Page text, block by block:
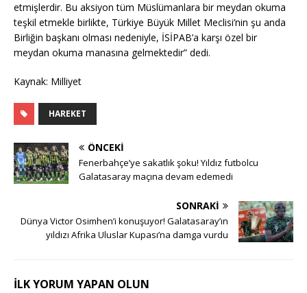
etmişlerdir. Bu aksiyon tüm Müslümanlara bir meydan okuma
teşkil etmekle birlikte, Türkiye Büyük Millet Meclisi’nin şu anda
Birliğin başkanı olması nedeniyle, İSİPAB’a karşı özel bir
meydan okuma manasına gelmektedir” dedi.
Kaynak: Milliyet
HAREKET
ÖNCEKI
Fenerbahçe’ye sakatlık şoku! Yıldız futbolcu
Galatasaray maçına devam edemedi
SONRAKI
Dünya Victor Osimhen’i konuşuyor! Galatasaray’ın
yıldızı Afrika Uluslar Kupası’na damga vurdu
İLK YORUM YAPAN OLUN